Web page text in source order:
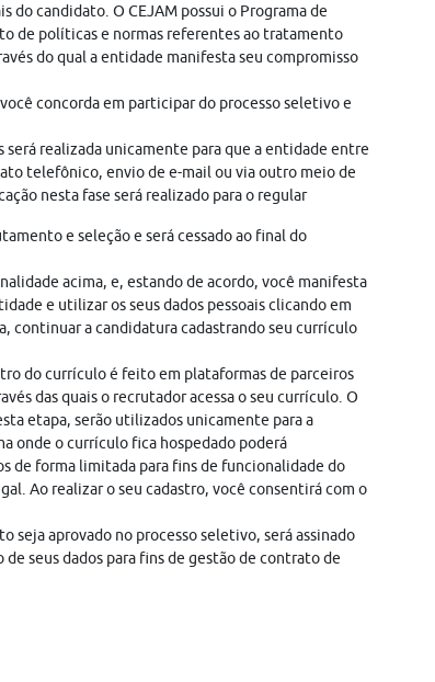
do candidato. O CEJAM possui o Programa de
de políticas e normas referentes ao tratamento
do qual a entidade manifesta seu compromisso
concorda em participar do processo seletivo e
será realizada unicamente para que a entidade entre
telefônico, envio de e-mail ou via outro meio de
nesta fase será realizado para o regular
e seleção e será cessado ao final do
acima, e, estando de acordo, você manifesta
e utilizar os seus dados pessoais clicando em
continuar a candidatura cadastrando seu currículo
do currículo é feito em plataformas de parceiros
das quais o recrutador acessa o seu currículo. O
etapa, serão utilizados unicamente para a
onde o currículo fica hospedado poderá
de forma limitada para fins de funcionalidade do
Ao realizar o seu cadastro, você consentirá com o
seja aprovado no processo seletivo, será assinado
seus dados para fins de gestão de contrato de